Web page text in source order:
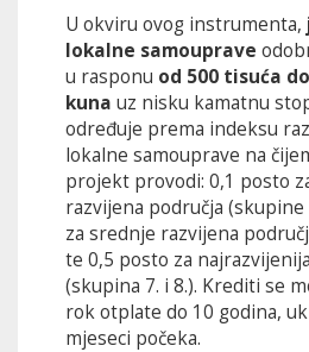
U okviru ovog instrumenta,
lokalne samouprave
u rasponu od 500 tisuća
kuna uz nisku kamatnu
određuje prema indeksu
lokalne samouprave na
projekt provodi: 0,1 posto
razvijena područja (skupine
za srednje razvijena
te 0,5 posto za
(skupina 7. i 8.). Krediti se
rok otplate do 10 godina,
mjeseci počeka.